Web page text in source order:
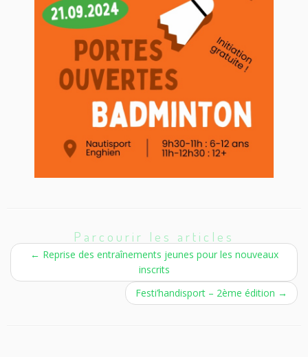
Parcourir les articles
← Reprise des entraînements jeunes pour les nouveaux
inscrits
Festi’handisport – 2ème édition →